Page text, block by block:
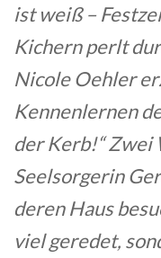
ist weiß –
Kichern perlt
Nicole Oehler
Kennenlernen
der Kerb!“ Zwei
Seelsorgerin
deren Haus
viel geredet,